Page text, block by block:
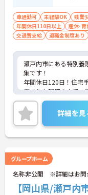
未経験
車通勤可 未経験OK 残業
年間休日110日以上
産休･育
交通費支給
退職金制度あり
瀬戸内市にある特別養
集です！
年間休日120日！住宅
恵まれた環境の中で一
集！瀬戸内市で長く働
す。
ご興味ある方には、面
詳細をお話しいたしま
い。
詳細を見
グループホーム
名称非公開 ※詳細はお問
【岡山県/瀬戸内